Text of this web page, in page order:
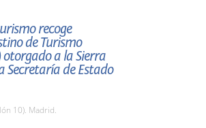
recoge
de Turismo
a la Sierra
Secretaría de Estado
10). Madrid.